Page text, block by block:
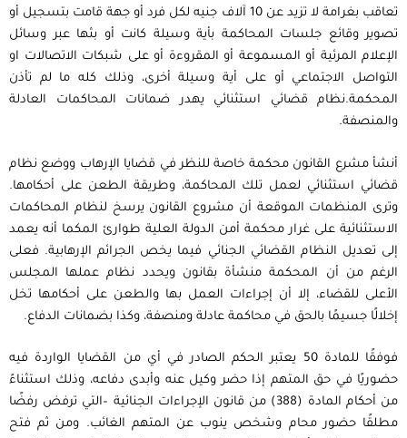
تعاقب بغرامة لا تزيد عن 10 آلاف جنيه لكل فرد أو جهة قامت بتسجيل أو
تصوير وقائع جلسات المحاكمة بأية وسيلة كانت أو بثها عبر وسائل
الإعلام المرئية أو المسموعة أو المقروءة أو على شبكات الاتصالات او
التواصل الاجتماعي أو على أية وسيلة أخرى، وذلك كله ما لم تأذن
المحكمة.نظام قضائي استثنائي يهدر ضمانات المحاكمات العادلة
والمنصفة.
أنشأ مشرع القانون محكمة خاصة للنظر في قضايا الإرهاب ووضع نظام
قضائي استثنائي لعمل تلك المحاكمة، وطريقة الطعن على أحكامها.
وترى المنظمات الموقعة أن مشروع القانون يرسخ لنظام المحاكمات
الاستثنائية على غرار محكمة أمن الدولة العلية طوارئ المكما أنه يعمد
إلى تعديل النظام القضائي الجنائي فيما يخص الجرائم الإرهابية. فعلى
الرغم من أن المحكمة منشأة بقانون ويحدد نظام عملها المجلس
الأعلى للقضاء، إلا أن إجراءات العمل بها والطعن على أحكامها تخل
إخلالًا جسيمًا بالحق في محاكمة عادلة ومنصفة، وكذا بضمانات الدفاع.
فوفقًا للمادة 50 يعتبر الحكم الصادر في أي من القضايا الواردة فيه
حضوريًا في حق المتهم إذا حضر وكيل عنه وأبدى دفاعه، وذلك استثناءً
من أحكام المادة (388) من قانون الإجراءات الجنائية –التي ترفض رفضًا
مطلقًا حضور محام وشخص ينوب عن المتهم الغائب. ومن ثم فتح